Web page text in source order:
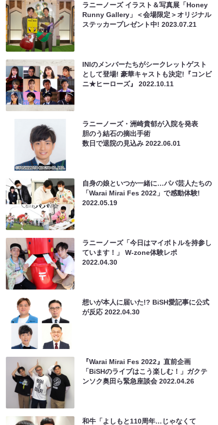
ラニーノーズ イラスト＆写真展「Honey
Runny Gallery」＜会場限定＞オリジナル
ステッカープレゼント中!2023.07.21
INIのメンバーたちがシークレットゲスト
として登場! 豪華キャストも決定!『コンビ
ニ★ヒーローズ』2022.10.11
ラニーノーズ・洲崎貴郁が入院を発表
胆のう結石の摘出手術
数日で退院の見込み2022.06.01
自身の娘といつか一緒に…パパ芸人たちの
「Warai Mirai Fes 2022」で感動体験!
2022.05.19
ラニーノーズ「今日はマイボトルを持参し
ています！」 W-zone体験レポ
2022.04.30
想いが本人に届いた!? BiSH愛記事に公式
が反応2022.04.30
『Warai Mirai Fes 2022』直前企画
「BiSHのライブはこう楽しむ！」ガクテ
ンソク奥田ら緊急座談会2022.04.26
和牛「よしもと110周年…じゃなくて